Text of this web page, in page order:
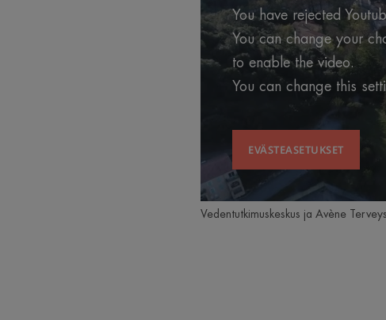
You have rejected
You can change your
to enable the video.
You can change this
EVÄSTEASETUKSET
Vedentutkimuskeskus ja Avène